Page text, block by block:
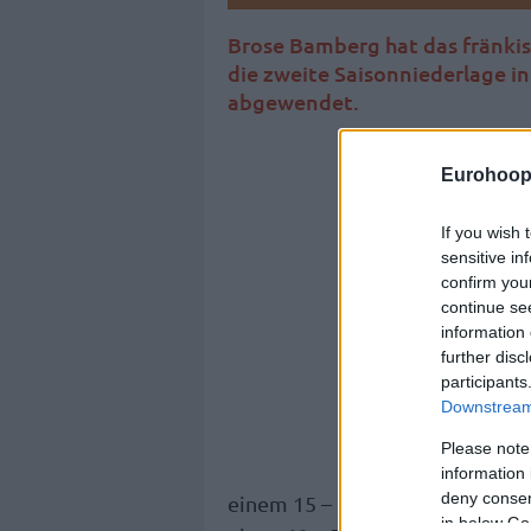
If you wish
sensitive
confirm
continue
information
further
Please
information
deny
in below
Brose Bamberg hat das
die zweite Saisonniederlage
abgewendet.
einem 15 – 1-Rekord in der